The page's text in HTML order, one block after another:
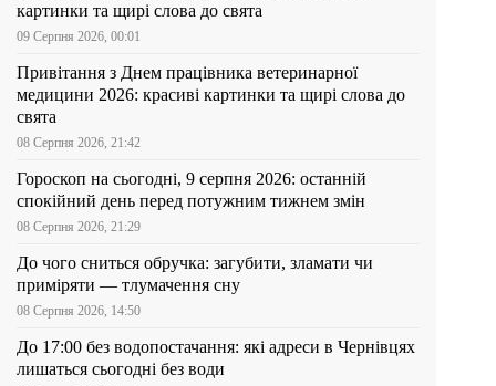
картинки та щирі слова до свята
09 Серпня 2026, 00:01
Привітання з Днем працівника ветеринарної
медицини 2026: красиві картинки та щирі слова до
свята
08 Серпня 2026, 21:42
Гороскоп на сьогодні, 9 серпня 2026: останній
спокійний день перед потужним тижнем змін
08 Серпня 2026, 21:29
До чого сниться обручка: загубити, зламати чи
приміряти — тлумачення сну
08 Серпня 2026, 14:50
До 17:00 без водопостачання: які адреси в Чернівцях
лишаться сьогодні без води